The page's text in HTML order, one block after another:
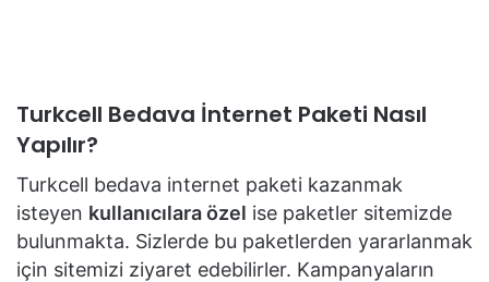
Turkcell Bedava İnternet Paketi Nasıl
Yapılır?
Turkcell bedava internet paketi kazanmak
isteyen kullanıcılara özel ise paketler sitemizde
bulunmakta. Sizlerde bu paketlerden yararlanmak
için sitemizi ziyaret edebilirler. Kampanyaların